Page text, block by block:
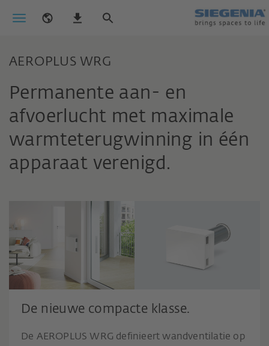
AEROPLUS WRG
Permanente aan- en
afvoerlucht met maximale
warmteterugwinning in één
apparaat verenigd.
De nieuwe compacte klasse.
De AEROPLUS WRG definieert wandventilatie op